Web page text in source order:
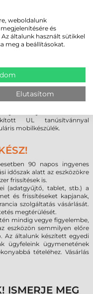
adatgyűjtő számára a
valamint a
beleértve a dinamikus
ipar, gyártás
alkalmazásokhoz (fűtött
ig)
alkalmazásokhoz
UL tanúsítvánnyal
mobilkészülék.
90 napos ingyenes
időszak alatt az eszközökre
frissítések is.
(adatgyűjtő, tablet, stb.) a
és frissítéseket kapjanak,
szolgáltatás vásárlását.
megtérülését.
mindig vegye figyelembe,
eszközön semmilyen előre
Az általunk készített egyedi
ügyfeleink ügymenetének
tételéhez. Vásárlás
ISMERJE MEG
weboldalunk
és
általunk használt sütikkel
meg a beállításokat.
Elutasítom